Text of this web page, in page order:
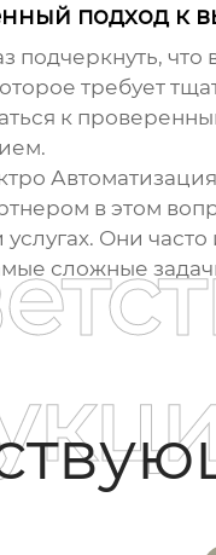
подход к
подчеркнуть, что
требует
к
в этом
Они
сложные